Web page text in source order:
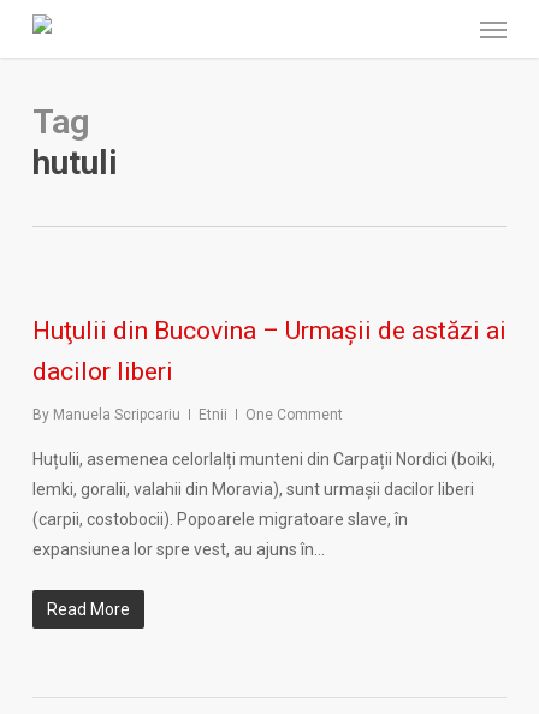
Tag
hutuli
Huţulii din Bucovina – Urmaşii de astăzi ai
dacilor liberi
By Manuela Scripcariu Etnii One Comment
Huțulii, asemenea celorlalți munteni din Carpații Nordici (boiki,
lemki, goralii, valahii din Moravia), sunt urmașii dacilor liberi
(carpii, costobocii). Popoarele migratoare slave, în
expansiunea lor spre vest, au ajuns în…
Read More